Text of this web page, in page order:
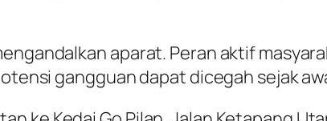
aparat. Peran aktif
gangguan dapat dicegah sejak